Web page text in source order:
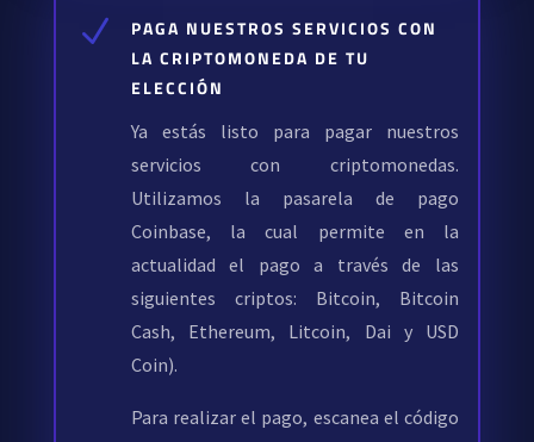
N
PAGA NUESTROS SERVICIOS CON
LA CRIPTOMONEDA DE TU
ELECCIÓN
Ya estás listo para pagar nuestros
servicios con criptomonedas.
Utilizamos la pasarela de pago
Coinbase, la cual permite en la
actualidad el pago a través de las
siguientes criptos: Bitcoin, Bitcoin
Cash, Ethereum, Litcoin, Dai y USD
Coin).
Para realizar el pago, escanea el código